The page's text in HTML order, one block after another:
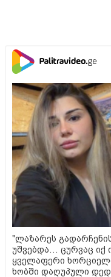
"ლაზარეს
უშვებდა… ცურვაც იქ
ყველაფერი
ხობში დაღუპული